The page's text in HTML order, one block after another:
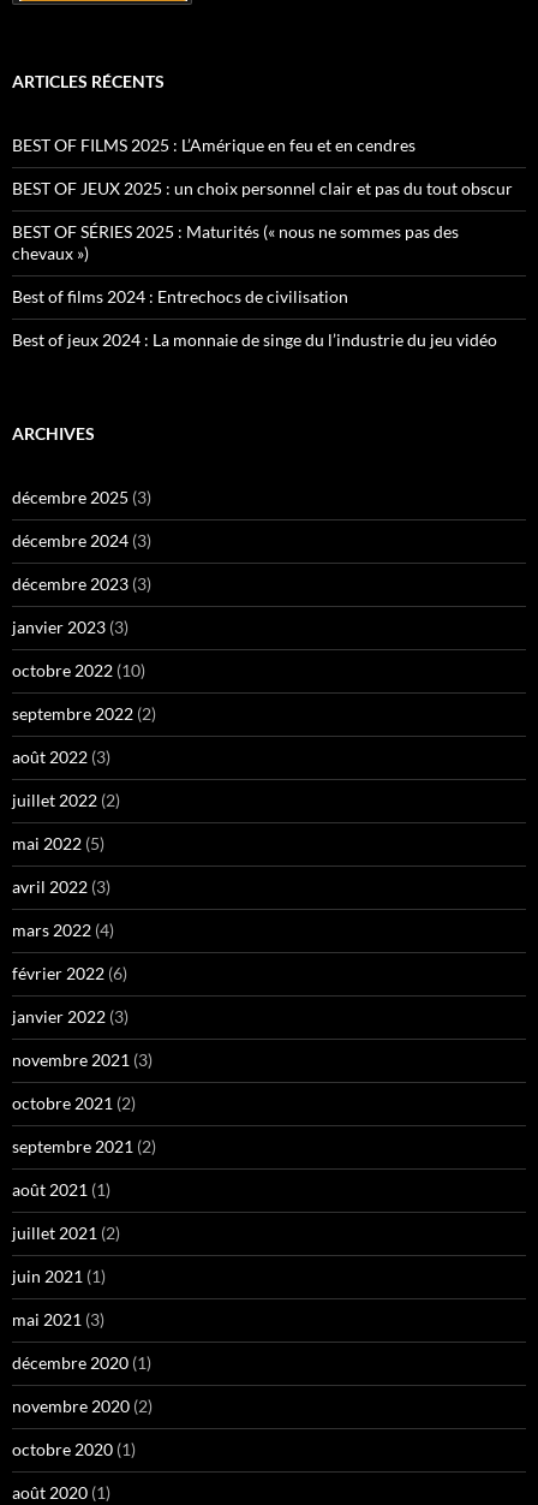
ARTICLES RÉCENTS
BEST OF FILMS 2025 : L’Amérique en feu et en cendres
BEST OF JEUX 2025 : un choix personnel clair et pas du tout obscur
BEST OF SÉRIES 2025 : Maturités (« nous ne sommes pas des
chevaux »)
Best of films 2024 : Entrechocs de civilisation
Best of jeux 2024 : La monnaie de singe du l’industrie du jeu vidéo
ARCHIVES
décembre 2025 (3)
décembre 2024 (3)
décembre 2023 (3)
janvier 2023 (3)
octobre 2022 (10)
septembre 2022 (2)
août 2022 (3)
juillet 2022 (2)
mai 2022 (5)
avril 2022 (3)
mars 2022 (4)
février 2022 (6)
janvier 2022 (3)
novembre 2021 (3)
octobre 2021 (2)
septembre 2021 (2)
août 2021 (1)
juillet 2021 (2)
juin 2021 (1)
mai 2021 (3)
décembre 2020 (1)
novembre 2020 (2)
octobre 2020 (1)
août 2020 (1)